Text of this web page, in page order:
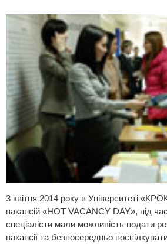
3 квітня 2014 року в Університеті
вакансій «HOT VACANCY DAY», під
спеціалісти мали можливість подати
вакансії та безпосередньо